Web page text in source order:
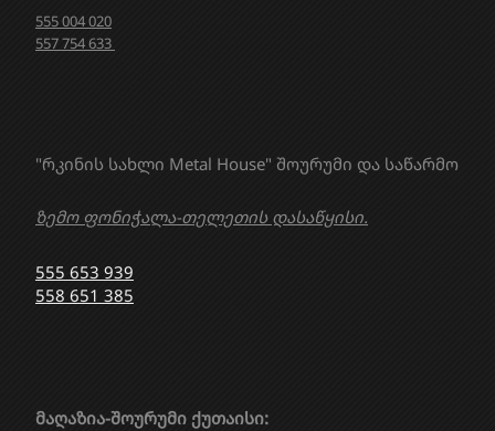
"რკინის სახლი Metal House" შოურუმი და საწარმო
ზემო ფონიჭალა-თელეთის დასაწყისი.
555 653 939
558 651 385
მაღაზია-შოურუმი ქუთაისი:
555 004 020
557 754 633